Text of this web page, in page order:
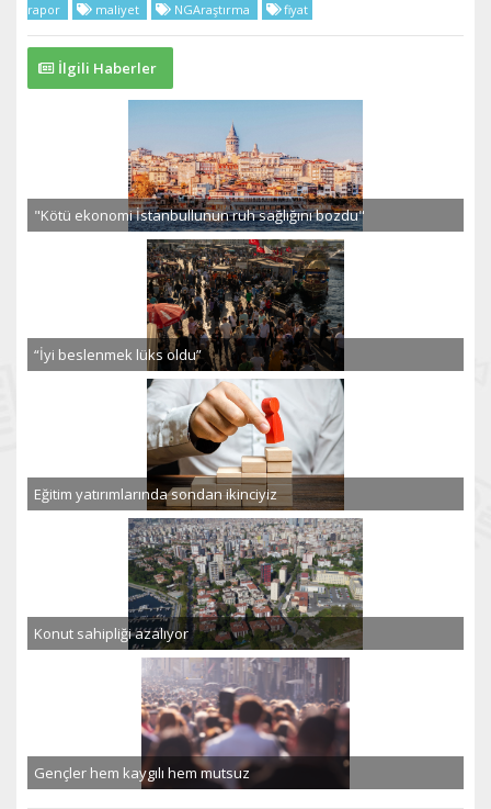
rapor maliyet NGAraştırma fiyat
İlgili Haberler
"Kötü ekonomi İstanbullunun ruh sağlığını bozdu"
“İyi beslenmek lüks oldu”
Eğitim yatırımlarında sondan ikinciyiz
Konut sahipliği azalıyor
Gençler hem kaygılı hem mutsuz